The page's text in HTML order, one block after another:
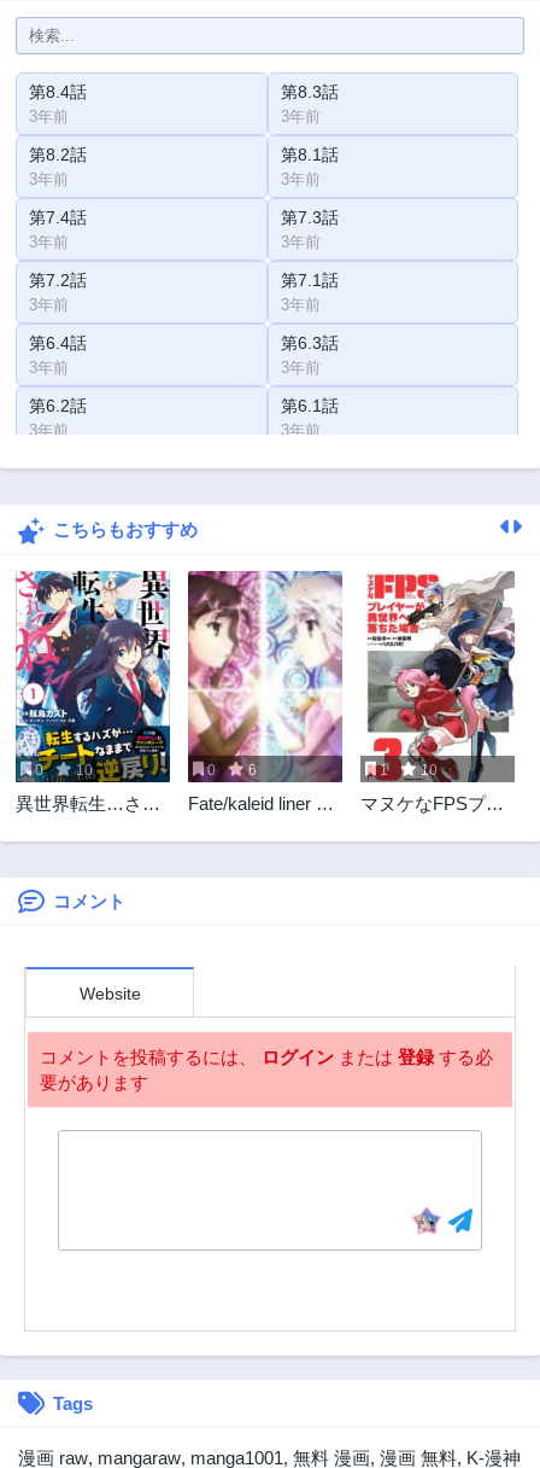
第8.4話
3年前
第8.3話
3年前
第8.2話
3年前
第8.1話
3年前
第7.4話
3年前
第7.3話
3年前
第7.2話
3年前
第7.1話
3年前
第6.4話
3年前
第6.3話
3年前
第6.2話
3年前
第6.1話
3年前
第5.2話 第5.1話
第4.4話
第4.2話
3年前
第4.1話
3年前
第3.4話
3年前
第3.3話
3年前
第3.2話
3年前
第3.1話
3年前
第2.4話
3年前
第2.3話
3年前
第2.2話 第2.1話
第1.4話
第1.2話
こちらもおすすめ
0 10
異世界転生…され
0 6
Fate/kaleid liner プ
1 10
マヌケなFPSプレ
コメント
Website
コメントを投稿するには、 ログイン または 登録する必
要があります
Tags
漫画 raw, mangaraw, manga1001, 無料 漫画, 漫画 無料, K-漫神